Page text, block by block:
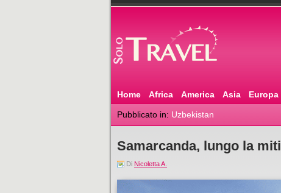
Home Africa America Asia Europa
Pubblicato in: Uzbekistan
Samarcanda, lungo la
Di Nicoletta A.